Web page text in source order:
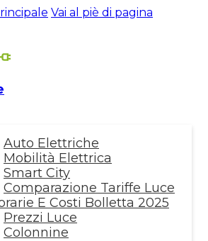
Vai al piè di pagina
Auto Elettriche
Mobilità Elettrica
Smart City
Comparazione Tariffe Luce
E Costi Bolletta 2025
Prezzi Luce
Colonnine